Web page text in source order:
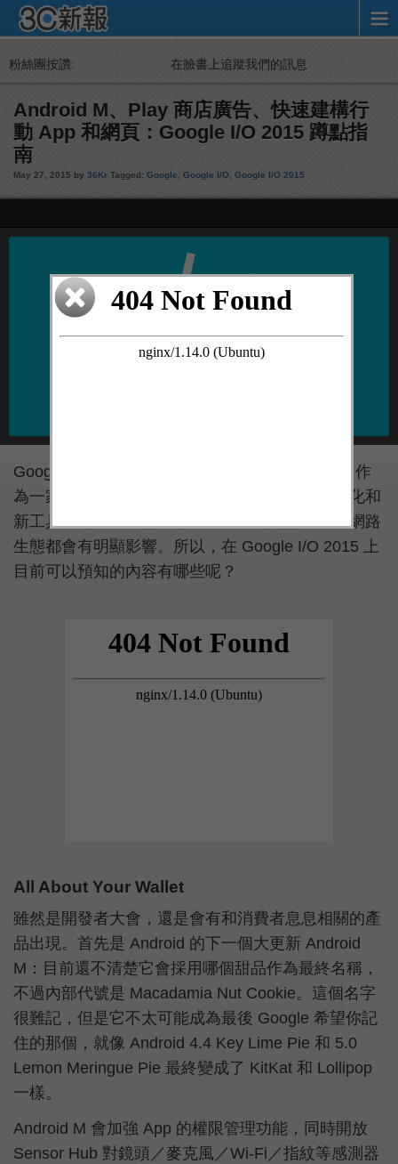
粉絲團按讚: 在臉書上追蹤我們的訊息
Android M、Play 商店廣告、快速建構行
動 App 和網頁：Google I/O 2015 蹲點指
南
May 27, 2015 by 36Kr Tagged: Google Google I/O Google I/O 2015
Google 每年一度的 I/O 開發者大會又要開始了，作
為一家間接統治了智慧手機市場的公司，它的變化和
新工具對創業者、行動服務甚至大部分行動網際網路
生態都會有明顯影響。所以，在 Google I/O 2015 上
目前可以預知的內容有哪些呢？
All About Your Wallet
雖然是開發者大會，還是會有和消費者息息相關的產
品出現。首先是 Android 的下一個大更新 Android
M：目前還不清楚它會採用哪個甜品作為最終名稱，
不過內部代號是 Macadamia Nut Cookie。這個名字
很難記，但是它不太可能成為最後 Google 希望你記
住的那個，就像 Android 4.4 Key Lime Pie 和 5.0
Lemon Meringue Pie 最終變成了 KitKat 和 Lollipop
一樣。
Android M 會加強 App 的權限管理功能，同時開放
Sensor Hub 對鏡頭／麥克風／Wi-Fi／指紋等感測器